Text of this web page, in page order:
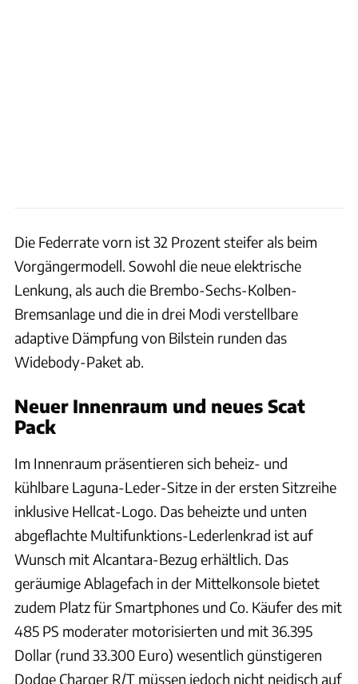
Die Federrate vorn ist 32 Prozent steifer als beim
Vorgängermodell. Sowohl die neue elektrische
Lenkung, als auch die Brembo-Sechs-Kolben-
Bremsanlage und die in drei Modi verstellbare
adaptive Dämpfung von Bilstein runden das
Widebody-Paket ab.
Neuer Innenraum und neues Scat
Pack
Im Innenraum präsentieren sich beheiz- und
kühlbare Laguna-Leder-Sitze in der ersten Sitzreihe
inklusive Hellcat-Logo. Das beheizte und unten
abgeflachte Multifunktions-Lederlenkrad ist auf
Wunsch mit Alcantara-Bezug erhältlich. Das
geräumige Ablagefach in der Mittelkonsole bietet
zudem Platz für Smartphones und Co. Käufer des mit
485 PS moderater motorisierten und mit 36.395
Dollar (rund 33.300 Euro) wesentlich günstigeren
Dodge Charger R/T müssen jedoch nicht neidisch auf